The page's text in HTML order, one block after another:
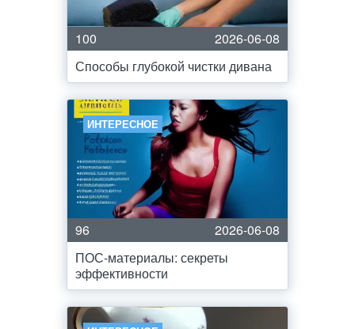
100
2026-06-08
Способы глубокой чистки дивана
ИНТЕРЕСНОЕ
96
2026-06-08
ПОС-материалы: секреты
эффективности